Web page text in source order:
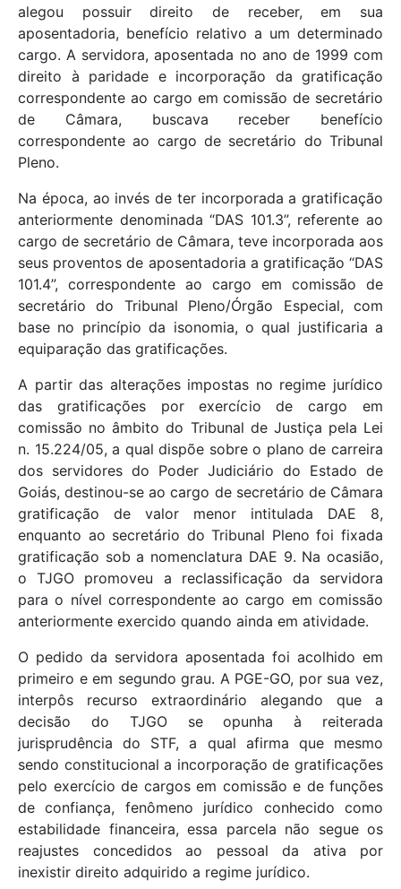
alegou possuir direito de receber, em sua
aposentadoria, benefício relativo a um determinado
cargo. A servidora, aposentada no ano de 1999 com
direito à paridade e incorporação da gratificação
correspondente ao cargo em comissão de secretário
de Câmara, buscava receber benefício
correspondente ao cargo de secretário do Tribunal
Pleno.
Na época, ao invés de ter incorporada a gratificação
anteriormente denominada “DAS 101.3”, referente ao
cargo de secretário de Câmara, teve incorporada aos
seus proventos de aposentadoria a gratificação “DAS
101.4”, correspondente ao cargo em comissão de
secretário do Tribunal Pleno/Órgão Especial, com
base no princípio da isonomia, o qual justificaria a
equiparação das gratificações.
A partir das alterações impostas no regime jurídico
das gratificações por exercício de cargo em
comissão no âmbito do Tribunal de Justiça pela Lei
n. 15.224/05, a qual dispõe sobre o plano de carreira
dos servidores do Poder Judiciário do Estado de
Goiás, destinou-se ao cargo de secretário de Câmara
gratificação de valor menor intitulada DAE 8,
enquanto ao secretário do Tribunal Pleno foi fixada
gratificação sob a nomenclatura DAE 9. Na ocasião,
o TJGO promoveu a reclassificação da servidora
para o nível correspondente ao cargo em comissão
anteriormente exercido quando ainda em atividade.
O pedido da servidora aposentada foi acolhido em
primeiro e em segundo grau. A PGE-GO, por sua vez,
interpôs recurso extraordinário alegando que a
decisão do TJGO se opunha à reiterada
jurisprudência do STF, a qual afirma que mesmo
sendo constitucional a incorporação de gratificações
pelo exercício de cargos em comissão e de funções
de confiança, fenômeno jurídico conhecido como
estabilidade financeira, essa parcela não segue os
reajustes concedidos ao pessoal da ativa por
inexistir direito adquirido a regime jurídico.